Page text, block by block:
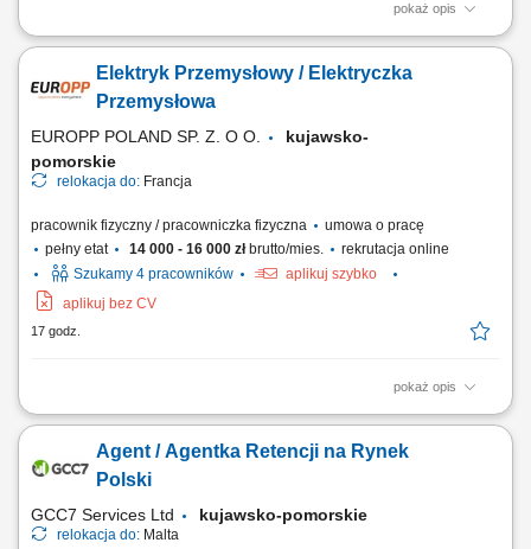
pokaż opis
Zadania Lakierowanie pociągów oraz wagonów osobowych w kabinie
powierzchni pod lakierowanie, w tym szlifowanie, maskowanie oraz
odtłuszczanie elementów; Dobieranie komponentów oraz samodzielne
Elektryk Przemysłowy / Elektryczka
Przemysłowa
EUROPP POLAND SP. Z. O O.
kujawsko-
pomorskie
relokacja do: Francja
pracownik fizyczny / pracowniczka fizyczna
umowa o pracę
pełny etat
14 000 - 16 000 złbrutto/mies.
rekrutacja online
Szukamy 4 pracowników
aplikuj szybko
aplikuj bez CV
17 godz.
pokaż opis
Zadania Układanie, podłączanie i mocowanie strukturalnych wiązek
sterujących oraz komponentów elektrycznych taboru; Wykonywanie
prac montażowych w oparciu o schematy techniczne i wytyczne
Agent / Agentka Retencji na Rynek
Polski
GCC7 Services Ltd kujawsko-pomorskie
relokacja do: Malta